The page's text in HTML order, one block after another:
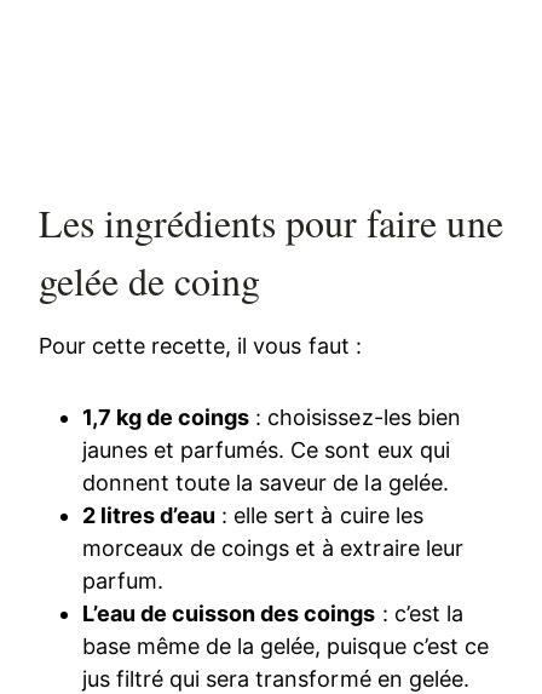
Les ingrédients pour faire une
gelée de coing
Pour cette recette, il vous faut :
1,7 kg de coings : choisissez-les bien
jaunes et parfumés. Ce sont eux qui
donnent toute la saveur de la gelée.
2 litres d’eau : elle sert à cuire les
morceaux de coings et à extraire leur
parfum.
L’eau de cuisson des coings : c’est la
base même de la gelée, puisque c’est ce
jus filtré qui sera transformé en gelée.